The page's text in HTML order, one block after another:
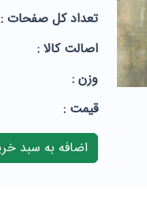
تعداد کل صفحات :
اصالت کالا :
وزن :
قيمت :